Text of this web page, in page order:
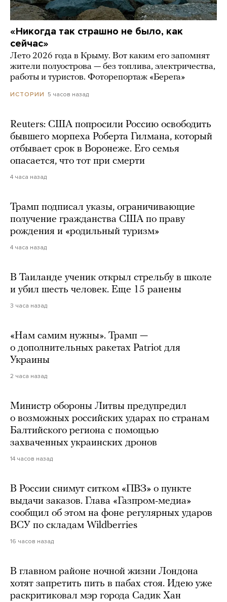
«Никогда так страшно не было, как
сейчас»
Лето 2026 года в Крыму. Вот каким его запомнят
жители полуострова — без топлива, электричества,
работы и туристов. Фоторепортаж «Берега»
ИСТОРИИ 5 часов назад
Reuters: США попросили Россию освободить
бывшего морпеха Роберта Гилмана, который
отбывает срок в Воронеже. Его семья
опасается, что тот при смерти
4 часа назад
Трамп подписал указы, ограничивающие
получение гражданства США по праву
рождения и «родильный туризм»
4 часа назад
В Таиланде ученик открыл стрельбу в школе
и убил шесть человек. Еще 15 ранены
3 часа назад
«Нам самим нужны». Трамп —
о дополнительных ракетах Patriot для
Украины
2 часа назад
Министр обороны Литвы предупредил
о возможных российских ударах по странам
Балтийского региона с помощью
захваченных украинских дронов
14 часов назад
В России снимут ситком «ПВЗ» о пункте
выдачи заказов. Глава «Газпром-медиа»
сообщил об этом на фоне регулярных ударов
ВСУ по складам Wildberries
16 часов назад
В главном районе ночной жизни Лондона
хотят запретить пить в пабах стоя. Идею уже
раскритиковал мэр города Садик Хан